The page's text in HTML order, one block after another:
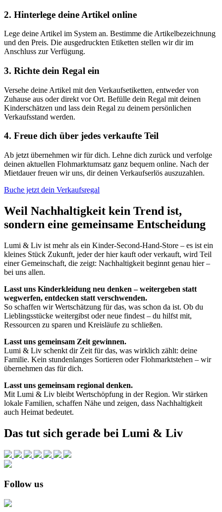
2. Hinterlege deine Artikel online
Lege deine Artikel im System an. Bestimme die Artikelbezeichnung
und den Preis. Die ausgedruckten Etiketten stellen wir dir im
Anschluss zur Verfügung.
3. Richte dein Regal ein
Versehe deine Artikel mit den Verkaufsetiketten, entweder von
Zuhause aus oder direkt vor Ort. Befülle dein Regal mit deinen
Kinderschätzen und lass dein Regal zu deinem persönlichen
Verkaufsstand werden.
4. Freue dich über jedes verkaufte Teil
Ab jetzt übernehmen wir für dich. Lehne dich zurück und verfolge
deinen aktuellen Flohmarktumsatz ganz bequem online. Nach der
Mietdauer freuen wir uns, dir deinen Verkaufserlös auszuzahlen.
Buche jetzt dein Verkaufsregal
Weil Nachhaltigkeit kein Trend ist,
sondern eine gemeinsame Entscheidung
Lumi & Liv ist mehr als ein Kinder-Second-Hand-Store – es ist ein
kleines Stück Zukunft, jeder der hier kauft oder verkauft, wird Teil
einer Gemeinschaft, die zeigt: Nachhaltigkeit beginnt genau hier –
bei uns allen.
Lasst uns Kinderkleidung neu denken – weitergeben statt
wegwerfen, entdecken statt verschwenden.
So schaffen wir Wertschätzung für das, was schon da ist. Ob du
Lieblingsstücke weitergibst oder neue findest – du hilfst mit,
Ressourcen zu sparen und Kreisläufe zu schließen.
Lasst uns gemeinsam Zeit gewinnen.
Lumi & Liv schenkt dir Zeit für das, was wirklich zählt: deine
Familie. Kein stundenlanges Sortieren oder Flohmarktstehen – wir
übernehmen das für dich.
Lasst uns gemeinsam regional denken.
Mit Lumi & Liv bleibt Wertschöpfung in der Region. Wir stärken
lokale Familien, schaffen Nähe und zeigen, dass Nachhaltigkeit
auch Heimat bedeutet.
Das tut sich gerade bei Lumi & Liv
Follow us